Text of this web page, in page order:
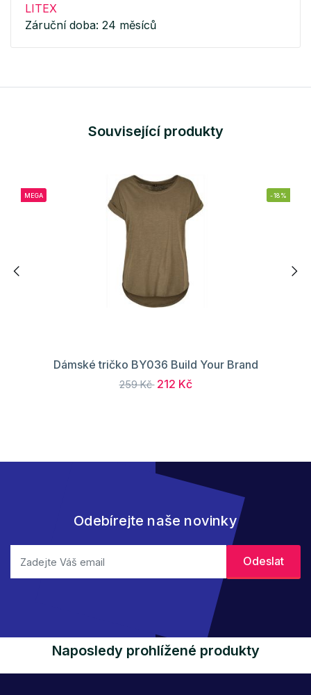
LITEX
Záruční doba: 24 měsíců
Související produkty
MEGA -18%
Dámské tričko BY036 Build Your Brand
259 Kč 212 Kč
Odebírejte naše novinky
Naposledy prohlížené produkty